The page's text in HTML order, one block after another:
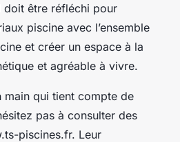
doit être réfléchi pour
piscine avec l’ensemble
et créer un espace à la
et agréable à vivre.
main qui tient compte de
pas à consulter des
piscines.fr. Leur